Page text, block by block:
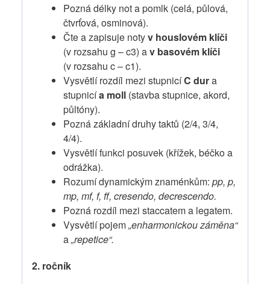
Pozná délky not a pomlk (celá, půlová,
čtvrťová, osminová).
Čte a zapisuje notyv houslovém klíči
(v rozsahu g – c3) av basovém klíči
(v rozsahu c – c1).
Vysvětlí rozdíl mezi stupnicíC dura
stupnicía moll (stavba stupnice, akord,
půltóny).
Pozná základní druhy taktů (2/4, 3/4,
4/4).
Vysvětlí funkci posuvek (křížek, béčko a
odrážka).
Rozumí dynamickým znaménkům: pp, p,
mp, mf, f, ff, cresendo, decrescendo.
Pozná rozdíl mezi staccatem a legatem.
Vysvětlí pojem„enharmonickou záměna“
a„repetice“.
2. ročník